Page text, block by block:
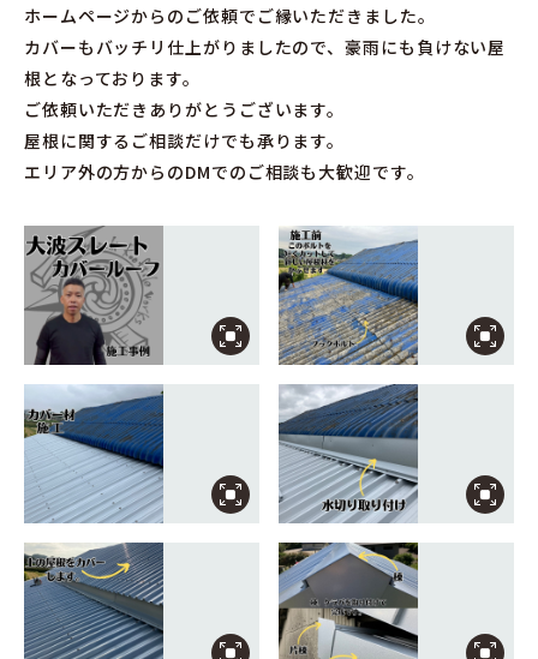
ホームページからのご依頼でご縁いただきました。
カバーもバッチリ仕上がりましたので、豪雨にも負けない屋
根となっております。
ご依頼いただきありがとうございます。
屋根に関するご相談だけでも承ります。
エリア外の方からのDMでのご相談も大歓迎です。